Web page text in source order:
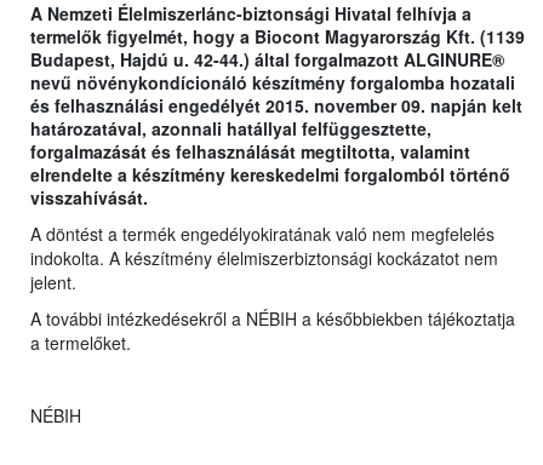
A Nemzeti Élelmiszerlánc-biztonsági Hivatal felhívja a
termelők figyelmét, hogy a Biocont Magyarország Kft. (1139
Budapest, Hajdú u. 42-44.) által forgalmazott ALGINURE®
nevű növénykondícionáló készítmény forgalomba hozatali
és felhasználási engedélyét 2015. november 09. napján kelt
határozatával, azonnali hatállyal felfüggesztette,
forgalmazását és felhasználását megtiltotta, valamint
elrendelte a készítmény kereskedelmi forgalomból történő
visszahívását.
A döntést a termék engedélyokiratának való nem megfelelés
indokolta. A készítmény élelmiszerbiztonsági kockázatot nem
jelent.
A további intézkedésekről a NÉBIH a későbbiekben tájékoztatja
a termelőket.
NÉBIH